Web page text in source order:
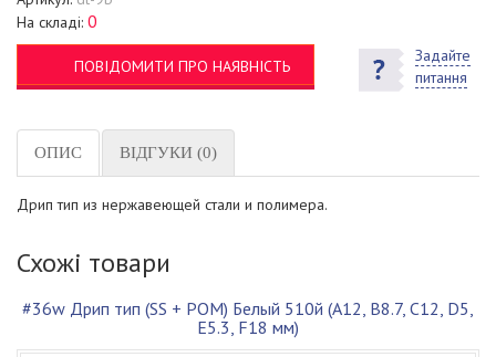
На складі: 0
ПОВІДОМИТИ ПРО НАЯВНІСТЬ
Задайте
питання
ОПИС ВІДГУКИ (0)
Дрип тип из нержавеющей стали и полимера.
Схожі товари
#36w Дрип тип (SS + POM) Белый 510й (A12, B8.7, C12, D5,
E5.3, F18 мм)